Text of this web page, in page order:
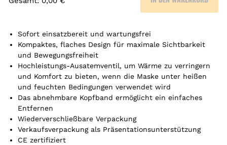
r
t
k
.
o
u
Sofort einsatzbereit und wartungsfrei
Kompaktes, flaches Design für maximale Sichtbarkeit
und Bewegungsfreiheit
Hochleistungs-Ausatemventil, um Wärme zu verringern
und Komfort zu bieten, wenn die Maske unter heißen
und feuchten Bedingungen verwendet wird
Das abnehmbare Kopfband ermöglicht ein einfaches
Entfernen
Wiederverschließbare Verpackung
Verkaufsverpackung als Präsentationsunterstützung
CE zertifiziert